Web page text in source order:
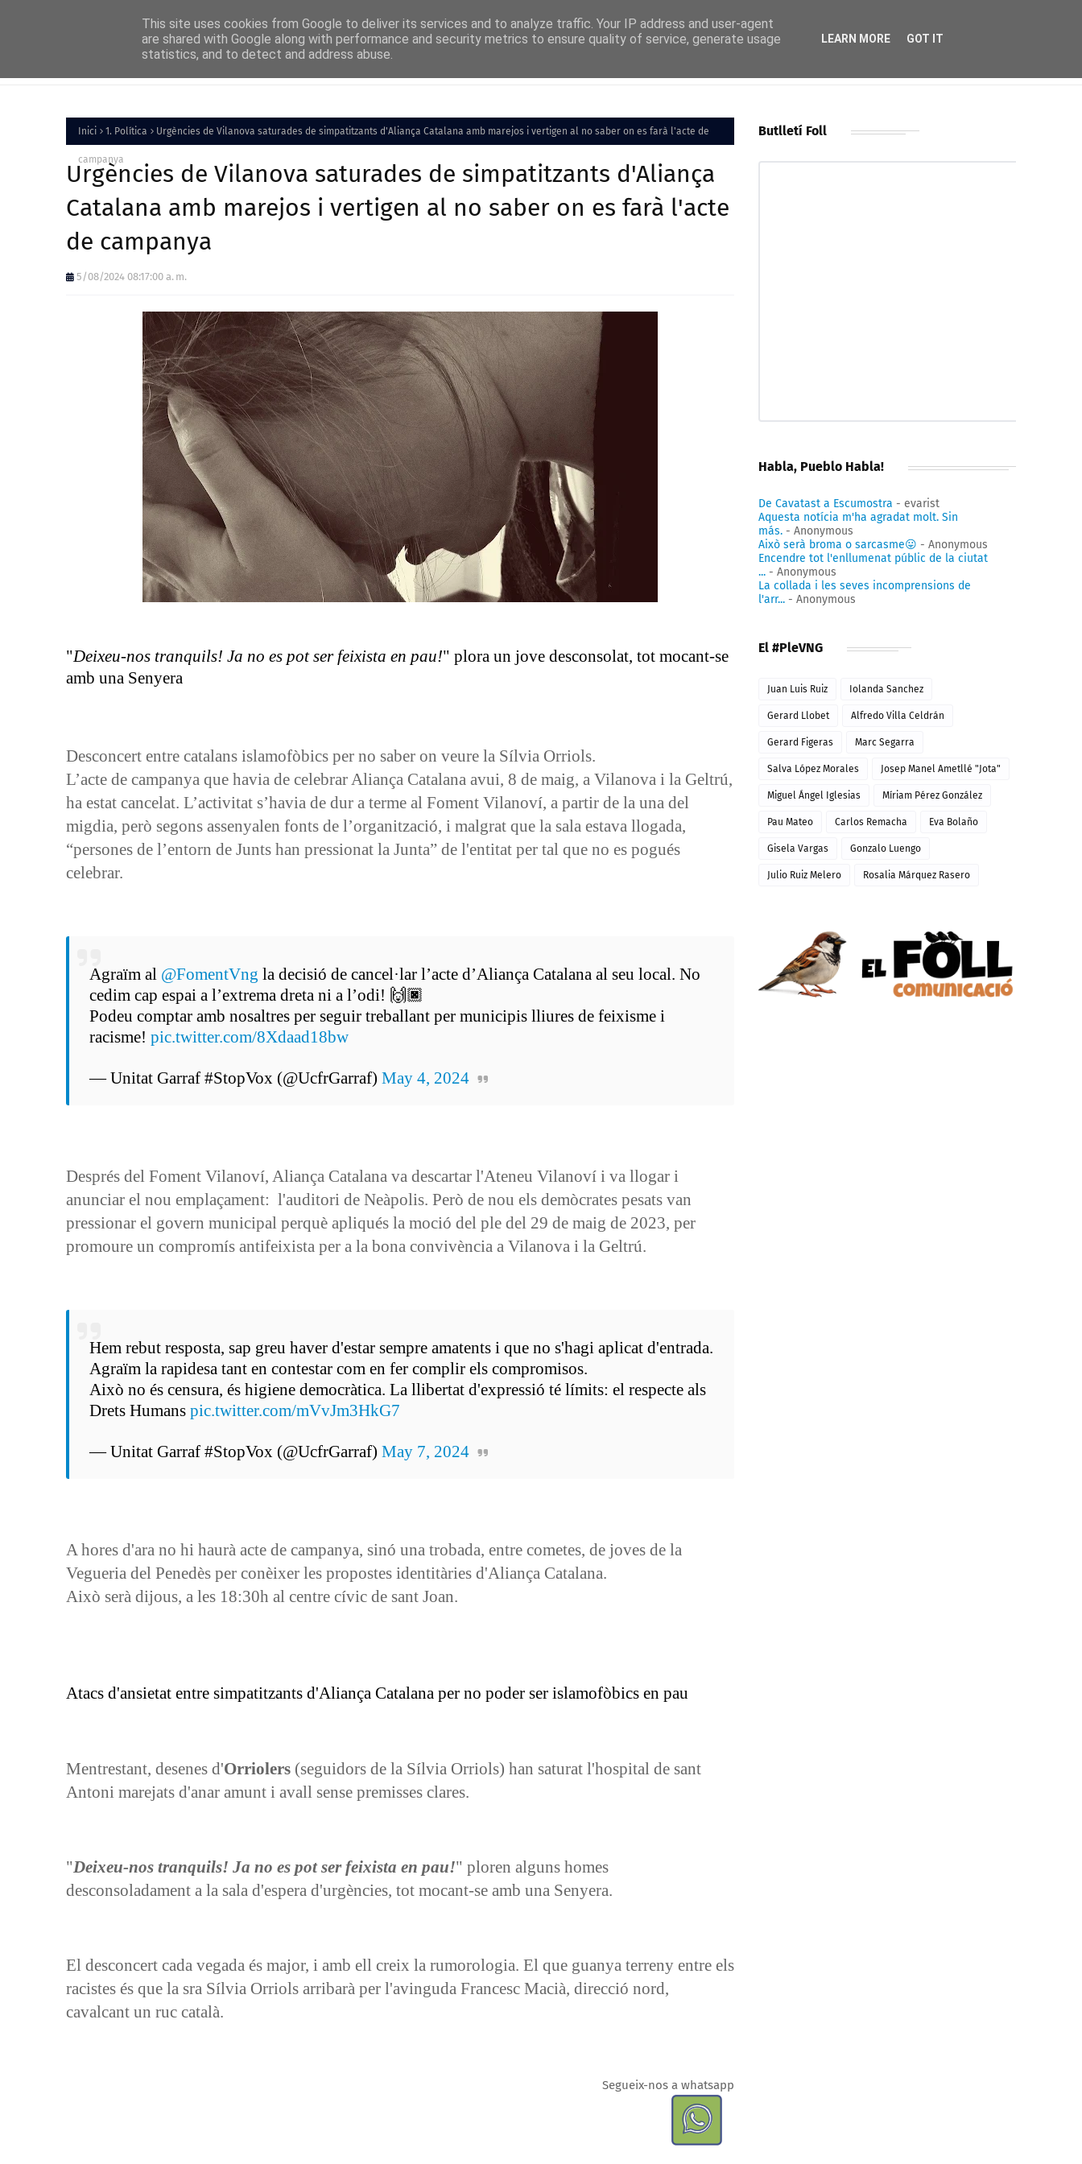
Inici Política
Inici 1. Política Urgències de Vilanova saturades de simpatitzants d'Aliança Catalana amb marejos i vertigen al no saber on es farà l'acte de
campanya
Urgències de Vilanova saturades de simpatitzants d'Aliança
Catalana amb marejos i vertigen al no saber on es farà l'acte
de campanya
5/08/2024 08:17:00 a. m.
"Deixeu-nos tranquils! Ja no es pot ser feixista en pau!" plora un jove desconsolat, tot mocant-se
amb una Senyera
Desconcert entre catalans islamofòbics per no saber on veure la Sílvia Orriols.
L’acte de campanya que havia de celebrar Aliança Catalana avui, 8 de maig, a Vilanova i la Geltrú,
ha estat cancelat. L’activitat s’havia de dur a terme al Foment Vilanoví, a partir de la una del
migdia, però segons assenyalen fonts de l’organització, i malgrat que la sala estava llogada,
“persones de l’entorn de Junts han pressionat la Junta” de l'entitat per tal que no es pogués
celebrar.
Agraïm al @FomentVng la decisió de cancel·lar l’acte d’Aliança Catalana al seu local. No
cedim cap espai a l’extrema dreta ni a l’odi! 🙌🏿
Podeu comptar amb nosaltres per seguir treballant per municipis lliures de feixisme i
racisme! pic.twitter.com/8Xdaad18bw
— Unitat Garraf #StopVox (@UcfrGarraf) May 4, 2024
Després del Foment Vilanoví, Aliança Catalana va descartar l'Ateneu Vilanoví i va llogar i
anunciar el nou emplaçament: l'auditori de Neàpolis. Però de nou els demòcrates pesats van
pressionar el govern municipal perquè apliqués la moció del ple del 29 de maig de 2023, per
promoure un compromís antifeixista per a la bona convivència a Vilanova i la Geltrú.
Hem rebut resposta, sap greu haver d'estar sempre amatents i que no s'hagi aplicat d'entrada.
Agraïm la rapidesa tant en contestar com en fer complir els compromisos.
Això no és censura, és higiene democràtica. La llibertat d'expressió té límits: el respecte als
Drets Humans pic.twitter.com/mVvJm3HkG7
— Unitat Garraf #StopVox (@UcfrGarraf) May 7, 2024
A hores d'ara no hi haurà acte de campanya, sinó una trobada, entre cometes, de joves de la
Vegueria del Penedès per conèixer les propostes identitàries d'Aliança Catalana.
Això serà dijous, a les 18:30h al centre cívic de sant Joan.
Atacs d'ansietat entre simpatitzants d'Aliança Catalana per no poder ser islamofòbics en pau
Mentrestant, desenes d'Orriolers (seguidors de la Sílvia Orriols) han saturat l'hospital de sant
Antoni marejats d'anar amunt i avall sense premisses clares.
"Deixeu-nos tranquils! Ja no es pot ser feixista en pau!" ploren alguns homes
desconsoladament a la sala d'espera d'urgències, tot mocant-se amb una Senyera.
El desconcert cada vegada és major, i amb ell creix la rumorologia. El que guanya terreny entre els
racistes és que la sra Sílvia Orriols arribarà per l'avinguda Francesc Macià, direcció nord,
cavalcant un ruc català.
Segueix-nos a whatsapp
Butlletí Foll
Habla, Pueblo Habla!
De Cavatast a Escumostra - evarist
Aquesta notícia m'ha agradat molt. Sin
más. - Anonymous
Això serà broma o sarcasme😛 - Anonymous
Encendre tot l'enllumenat públic de la ciutat
... - Anonymous
La collada i les seves incomprensions de
l'arr... - Anonymous
El #PleVNG
Juan Luis Ruiz Iolanda Sanchez
Gerard Llobet Alfredo Villa Celdrán
Gerard Figeras Marc Segarra
Salva López Morales Josep Manel Ametllé "Jota"
Miguel Ángel Iglesias Míriam Pérez González
Pau Mateo Carlos Remacha Eva Bolaño
Gisela Vargas Gonzalo Luengo
Julio Ruiz Melero Rosalia Márquez Rasero
This site uses cookies from Google to deliver its services and to analyze traffic. Your IP address and user-agent
are shared with Google along with performance and security metrics to ensure quality of service, generate usage
statistics, and to detect and address abuse.
LEARN MORE GOT IT